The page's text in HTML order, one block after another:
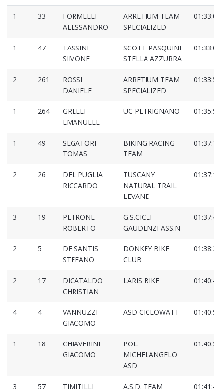
1 33
FORMELLI
ALESSANDRO
ARRETIUM TEAM
SPECIALIZED
1 47
TASSINI
SIMONE
SCOTT-PASQUINI
STELLA AZZURRA
2 261
ROSSI
DANIELE
ARRETIUM TEAM
SPECIALIZED
1 264
GRELLI
EMANUELE
UC PETRIGNANO
1 49
SEGATORI
TOMAS
BIKING RACING
TEAM
2 26
DEL PUGLIA
RICCARDO
TUSCANY
NATURAL TRAIL
LEVANE
3 19
PETRONE
ROBERTO
G.S.CICLI
GAUDENZI ASS.N
2 5
DE SANTIS
STEFANO
DONKEY BIKE
CLUB
2 17
DICATALDO
CHRISTIAN
LARIS BIKE
4 4
VANNUZZI
GIACOMO
ASD CICLOWATT
1 18
CHIAVERINI
GIACOMO
POL.
MICHELANGELO
ASD
3 57
TIMITILLI
A.S.D. TEAM